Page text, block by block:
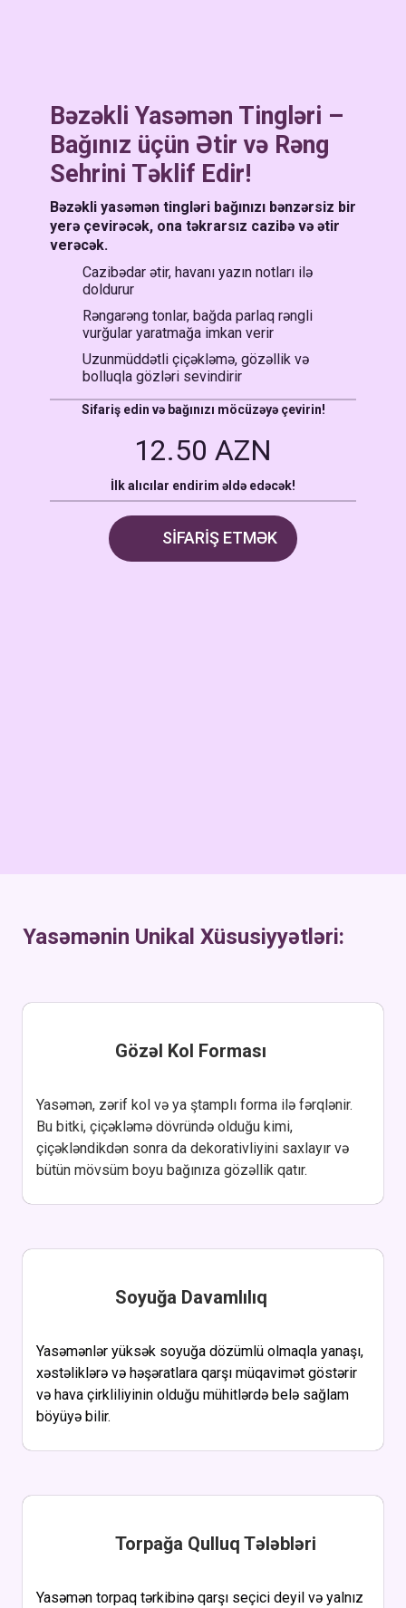
Bəzəkli Yasəmən Tingləri –
Bağınız üçün Ətir və Rəng
Sehrini Təklif Edir!
Bəzəkli yasəmən tingləri bağınızı bənzərsiz bir
yerə çevirəcək, ona təkrarsız cazibə və ətir
verəcək.
Cazibədar ətir, havanı yazın notları ilə
doldurur
Rəngarəng tonlar, bağda parlaq rəngli
vurğular yaratmağa imkan verir
Uzunmüddətli çiçəkləmə, gözəllik və
bolluqla gözləri sevindirir
Sifariş edin və bağınızı möcüzəyə çevirin!
12.50 AZN
İlk alıcılar endirim əldə edəcək!
SİFARİŞ ETMƏK
Yasəmənin Unikal Xüsusiyyətləri:
Gözəl Kol Forması
Yasəmən, zərif kol və ya ştamplı forma ilə fərqlənir.
Bu bitki, çiçəkləmə dövründə olduğu kimi,
çiçəkləndikdən sonra da dekorativliyini saxlayır və
bütün mövsüm boyu bağınıza gözəllik qatır.
Soyuğa Davamlılıq
Yasəmənlər yüksək soyuğa dözümlü olmaqla yanaşı,
xəstəliklərə və həşəratlara qarşı müqavimət göstərir
və hava çirkliliyinin olduğu mühitlərdə belə sağlam
böyüyə bilir.
Torpağa Qulluq Tələbləri
Yasəmən torpaq tərkibinə qarşı seçici deyil və yalnız